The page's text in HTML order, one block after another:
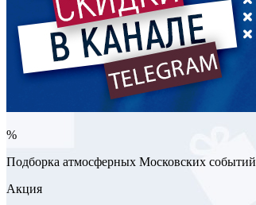
%
Подборка атмосферных Московских событий
Акция